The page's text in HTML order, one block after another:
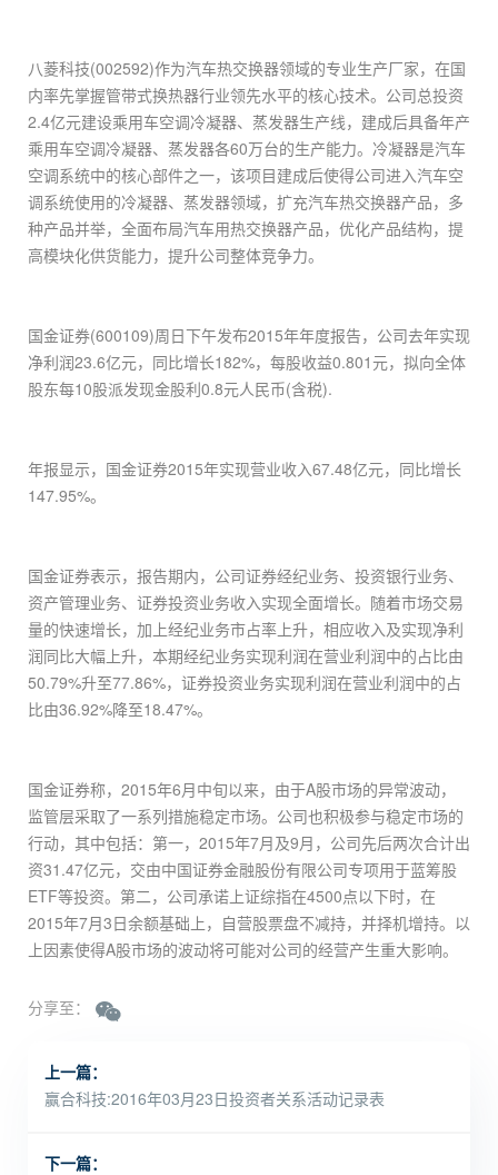
八菱科技(002592)作为汽车热交换器领域的专业生产厂家，在国
内率先掌握管带式换热器行业领先水平的核心技术。公司总投资
2.4亿元建设乘用车空调冷凝器、蒸发器生产线，建成后具备年产
乘用车空调冷凝器、蒸发器各60万台的生产能力。冷凝器是汽车
空调系统中的核心部件之一，该项目建成后使得公司进入汽车空
调系统使用的冷凝器、蒸发器领域，扩充汽车热交换器产品，多
种产品并举，全面布局汽车用热交换器产品，优化产品结构，提
高模块化供货能力，提升公司整体竞争力。
国金证券(600109)周日下午发布2015年年度报告，公司去年实现
净利润23.6亿元，同比增长182%，每股收益0.801元，拟向全体
股东每10股派发现金股利0.8元人民币(含税).
年报显示，国金证券2015年实现营业收入67.48亿元，同比增长
147.95%。
国金证券表示，报告期内，公司证券经纪业务、投资银行业务、
资产管理业务、证券投资业务收入实现全面增长。随着市场交易
量的快速增长，加上经纪业务市占率上升，相应收入及实现净利
润同比大幅上升，本期经纪业务实现利润在营业利润中的占比由
50.79%升至77.86%，证券投资业务实现利润在营业利润中的占
比由36.92%降至18.47%。
国金证券称，2015年6月中旬以来，由于A股市场的异常波动，
监管层采取了一系列措施稳定市场。公司也积极参与稳定市场的
行动，其中包括：第一，2015年7月及9月，公司先后两次合计出
资31.47亿元，交由中国证券金融股份有限公司专项用于蓝筹股
ETF等投资。第二，公司承诺上证综指在4500点以下时，在
2015年7月3日余额基础上，自营股票盘不减持，并择机增持。以
上因素使得A股市场的波动将可能对公司的经营产生重大影响。
分享至：
上一篇：
赢合科技:2016年03月23日投资者关系活动记录表
下一篇：